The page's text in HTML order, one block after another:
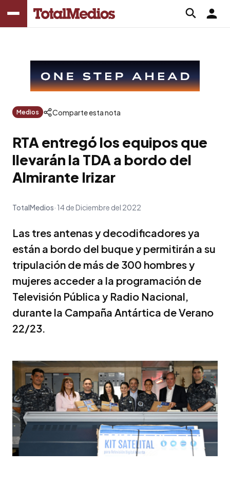
Medios Comparte esta nota
RTA entregó los equipos que
llevarán la TDA a bordo del
Almirante Irizar
TotalMedios 14 de Diciembre del 2022
Las tres antenas y decodificadores ya
están a bordo del buque y permitirán a su
tripulación de más de 300 hombres y
mujeres acceder a la programación de
Televisión Pública y Radio Nacional,
durante la Campaña Antártica de Verano
22/23.